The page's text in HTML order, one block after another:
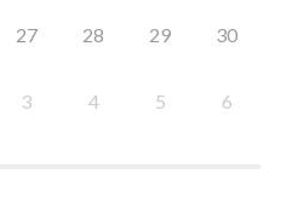
27 28 29 30
3 4 5 6